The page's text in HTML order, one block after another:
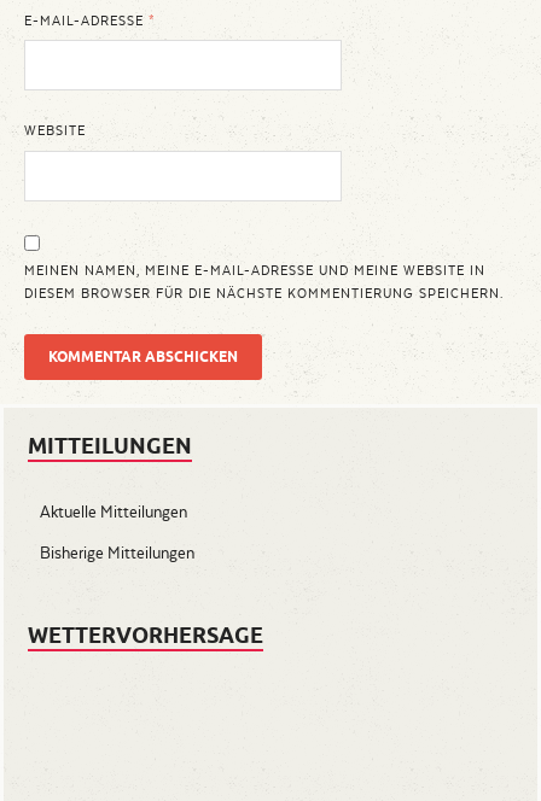
E-MAIL-ADRESSE*
WEBSITE
MEINEN NAMEN, MEINE E-MAIL-ADRESSE UND MEINE WEBSITE IN
DIESEM BROWSER FÜR DIE NÄCHSTE KOMMENTIERUNG SPEICHERN.
MITTEILUNGEN
Aktuelle Mitteilungen
Bisherige Mitteilungen
WETTERVORHERSAGE